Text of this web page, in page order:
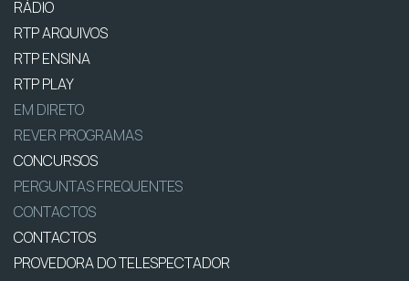
RÁDIO
RTP ARQUIVOS
RTP ENSINA
RTP PLAY
EM DIRETO
REVER PROGRAMAS
CONCURSOS
PERGUNTAS FREQUENTES
CONTACTOS
CONTACTOS
PROVEDORA DO TELESPECTADOR